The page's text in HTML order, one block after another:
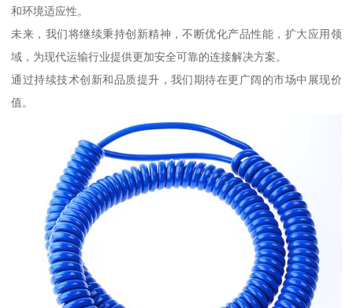
和环境适应性。
未来，我们将继续秉持创新精神，不断优化产品性能，扩大应用领
域，为现代运输行业提供更加安全可靠的连接解决方案。
通过持续技术创新和品质提升，我们期待在更广阔的市场中展现价
值。